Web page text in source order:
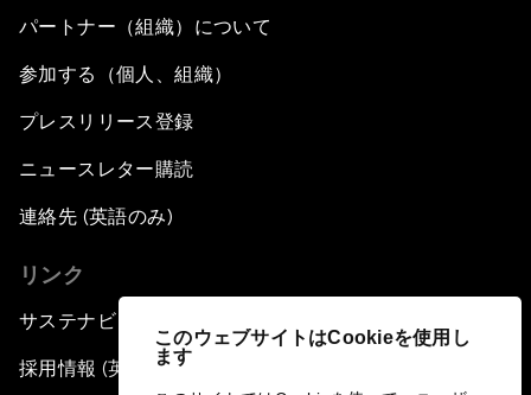
このウェブサイトはCookieを使用し
ます
パートナー（組織）について
参加する（個人、組織）
プレスリリース登録
ニュースレター購読
連絡先 (英語のみ)
リンク
サステナビリティへの取り組み
採用情報 (英語のみ)